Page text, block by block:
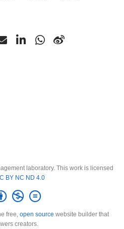
laboratory. This work is licensed
BY NC ND 4.0
free, open source website builder that
creators.